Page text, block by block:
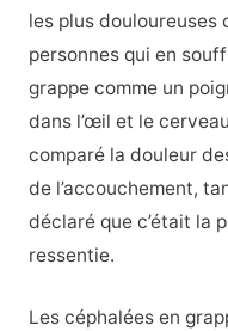
les plus douloureuses
personnes qui en
grappe comme un
dans l’œil et le
comparé la douleur
de l’accouchement,
déclaré que c’était la
ressentie.
Les céphalées en